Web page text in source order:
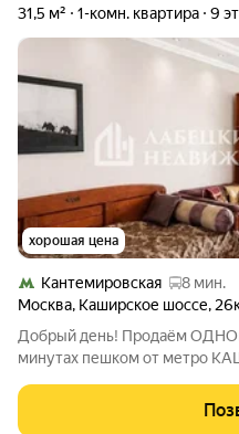
31,5 м² 1-комн. квартира 9
хорошая цена
Кантемировская
8 мин.
Москва, Каширское шоссе,
Добрый день! Продаём
минутах пешком от метро
Описание и фото
если Вы сейчас продаёте свою